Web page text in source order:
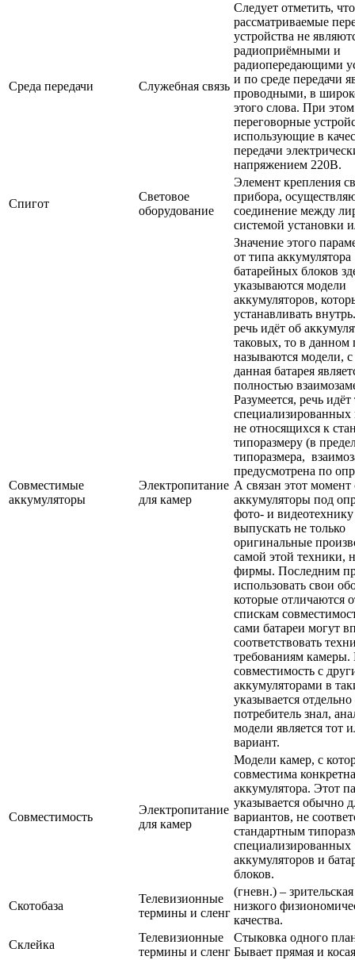
Среда передачи Служебная связь
Следует отметить, что
рассматриваемые
устройства не
радиоприёмными и
радиопередающими
и по среде передачи
проводными, в
этого слова. При
переговорные
использующие в
передачи
напряжением 220В.
Спигот
Световое
оборудование
Элемент крепления
прибора,
соединение между
системой установки
Совместимые
аккумуляторы
Электропитание
для камер
Значение этого
от типа
батарейных блоков
указываются модели
аккумуляторов,
устанавливать
речь идёт об
таковых, то в данном
называются модели,
данная батарея
полностью
Разумеется, речь идёт
специализированных
не относящихся к
типоразмеру (в
типоразмера,
предусмотрена по
А связан этот момент
аккумуляторы под
фото- и
выпускать не только
оригинальные
самой этой техники,
фирмы. Последним
использовать свои
которые отличаются
спискам
сами батареи могут
соответствовать
требованиям камеры.
совместимость с
аккумуляторами в
указывается
потребитель знал,
модели является тот
вариант.
Совместимость
Электропитание
для камер
Модели камер, с
совместима
аккумулятора. Этот
указывается обычно
вариантов, не
стандартным
специализированных
аккумуляторов и
блоков.
Скотобаза
Телевизионные
термины и сленг
(гневн.) –
низкого
качества.
Склейка
Телевизионные
термины и сленг
Стыковка одного
Бывает прямая и